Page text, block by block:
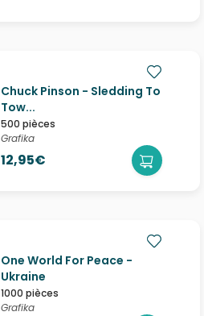
Chuck Pinson - Sledding To
Tow...
500 pièces
Grafika
12,95€
One World For Peace -
Ukraine
1000 pièces
Grafika